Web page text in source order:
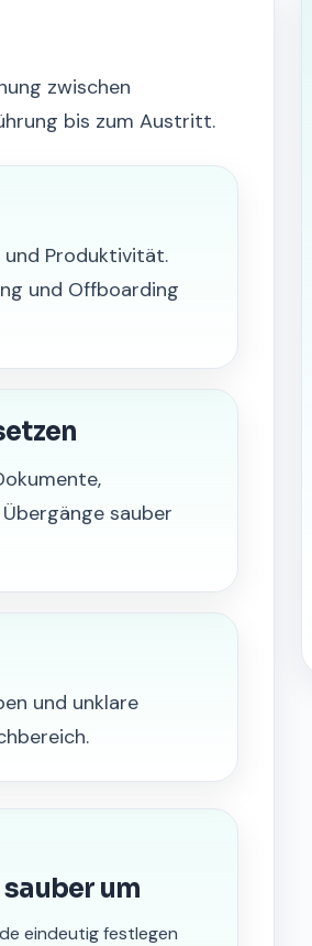
zwischen
bis zum Austritt.
und Produktivität.
und Offboarding
sauber
und unklare
um
eindeutig festlegen